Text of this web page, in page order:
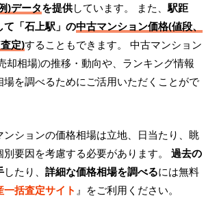
)データを提供しています。 また、駅距
て「石上駅」の中古マンション価格(値段、
定)することもできます。 中古マンション
却相場)の推移・動向や、ランキング情報
を調べるためにご活用いただくことがで
ンションの価格相場は立地、日当たり、眺
要因を考慮する必要があります。 過去の
したり、 詳細な価格相場を調べるには無料
一括査定サイト 』をご利用ください。